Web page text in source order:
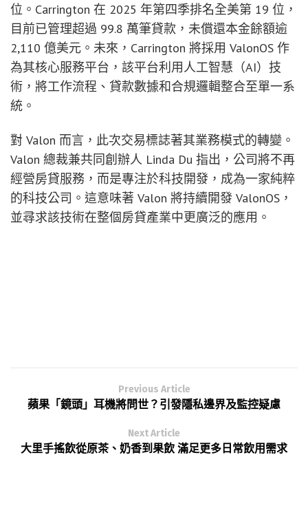
位。Carrington 在 2025 年第四季排名全美第 19 位，
目前已管理超過 99.8 萬筆貸款，未償還本金餘額逾
2,110 億美元。未來，Carrington 將採用 ValonOS 作
為其核心服務平台，該平台利用人工智慧（AI）技
術，將工作流程、貸款數據和合規邏輯整合至單一系
統。
對 Valon 而言，此次交易標誌著其業務模式的轉變。
Valon 總裁兼共同創辦人 Linda Du 指出，公司將不再
經營房貸服務，而是專注於科技開發，成為一家純粹
的科技公司。這意味著 Valon 將持續開發 ValonOS，
並尋求該技術在整個房貸產業中更廣泛的應用。
Previous Article
蘋果「鏡頭」耳機將問世？引發隱私邊界及監控疑慮
Next Article
大里手搖飲從原茶、奶香到果飲 滿足更多日常飲用需求